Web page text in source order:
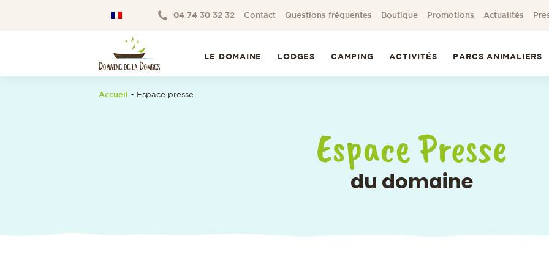
04 74 30 32 32 Contact Questions fréquentes Boutique Promotions Actualités
LE DOMAINE LODGES CAMPING ACTIVITÉS PARCS ANIMALIERS
Accueil • Espace presse
Espace Presse
du domaine